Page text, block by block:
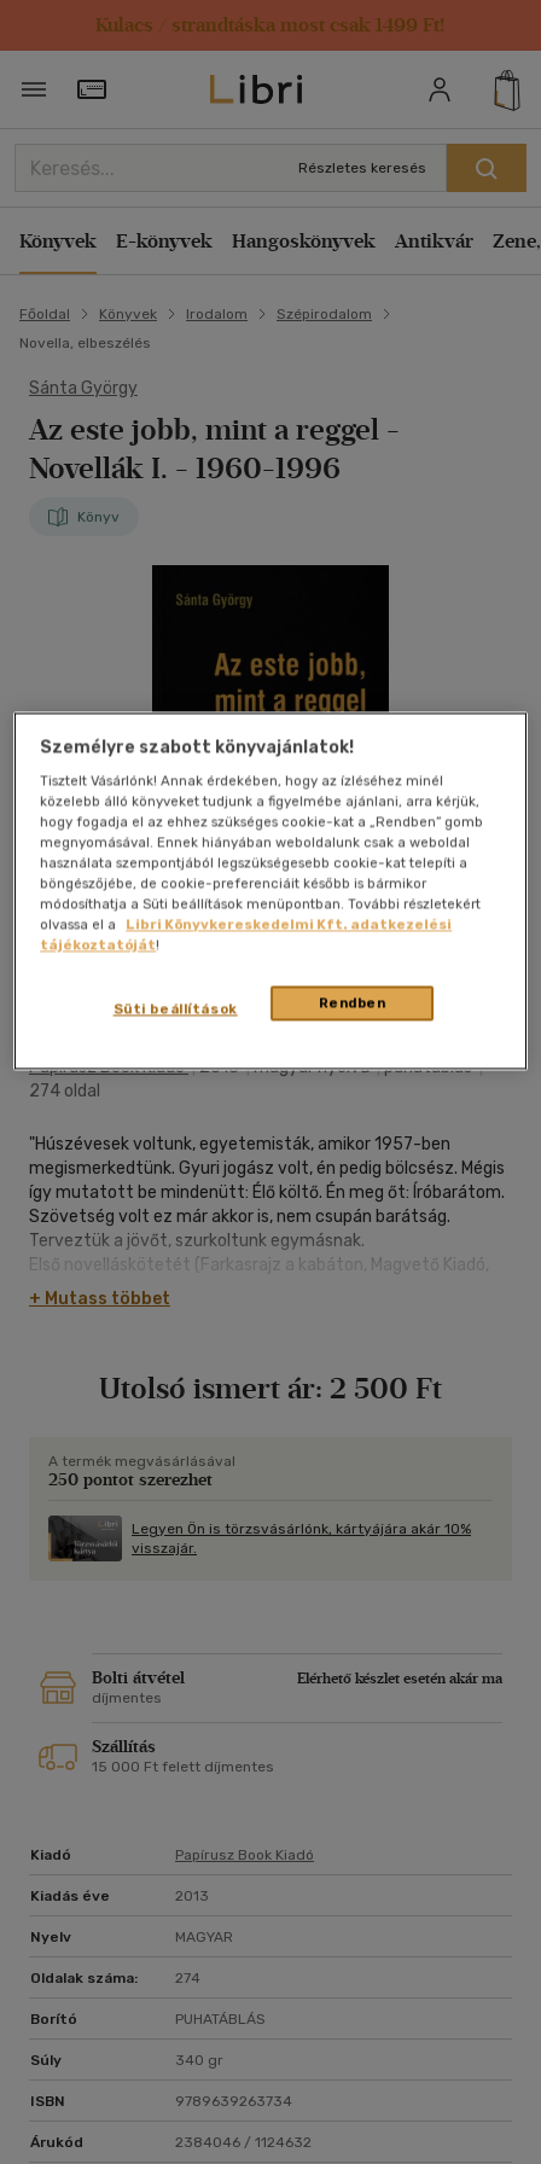
Kulacs / strandtáska most csak 1499 Ft!
Törzsvásárlói Kártya adatai
Részletes keresés
Könyvek E-könyvek Hangoskönyvek Antikvár
Főoldal Könyvek Irodalom
Szépirodalom
Novella, elbeszélés
Sánta György
Az este jobb, mint a reggel -
Novellák I. - 1960-1996
Könyv
Papírusz Book Kiadó|2013|magyar nyelvű|puhatáblás|
274 oldal
"Húszévesek voltunk, egyetemisták, amikor 1957-ben
megismerkedtünk. Gyuri jogász volt, én pedig bölcsész. Mégis
így mutatott be mindenütt: Élő költő. Én meg őt: Íróbarátom.
Szövetség volt ez már akkor is, nem csupán barátság.
Terveztük a jövőt, szurkoltunk egymásnak.
Első novelláskötetét (Farkasrajz a kabáton, Magvető Kiadó,
1974) így dedikálta nekem: "Baranyi Ferkónak, kedves, jó
barátomnak ajánlom szeretettel ezt a munkámat. Remélem
riportkönyvek.
alázatos krónikusa" most is tanúságot tesz arról, hogy
kezdettől fogva az igazat mondja, nemcsak a valódit."
+ Mutass többet
Utolsó ismert ár: 2 500 Ft
A termék megvásárlásával
250 pontot szerezhet
Legyen Ön is törzsvásárlónk, kártyájára akár 10%
visszajár.
Bolti átvétel
Elérhető készlet esetén akár ma
díjmentes
Szállítás
15 000 Ft felett díjmentes
Kiadó Papírusz Book Kiadó
Kiadás éve 2013
Nyelv MAGYAR
Oldalak száma: 274
Borító PUHATÁBLÁS
Súly 340 gr
ISBN 9789639263734
Árukód 2384046 / 1124632
Személyre szabott könyvajánlatok!
Tisztelt Vásárlónk! Annak érdekében, hogy az ízléséhez minél
közelebb álló könyveket tudjunk a figyelmébe ajánlani, arra kérjük,
hogy fogadja el az ehhez szükséges cookie-kat a „Rendben” gomb
megnyomásával. Ennek hiányában weboldalunk csak a weboldal
használata szempontjából legszükségesebb cookie-kat telepíti a
böngészőjébe, de cookie-preferenciáit később is bármikor
módosíthatja a Süti beállítások menüpontban. További részletekért
olvassa el a
Libri Könyvkereskedelmi Kft. adatkezelési
tájékoztatóját!
Rendben
Süti beállítások